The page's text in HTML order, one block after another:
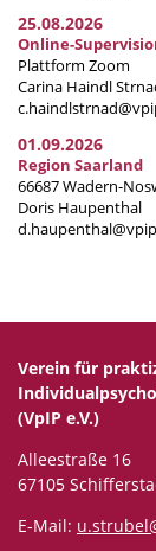
25.08.2026
Online-
Plattform Zoom
Carina Haindl
01.09.2026
Region Saarland
66687 Wadern-
Doris Haupenthal
Verein für
(VpIP e.V.)
Alleestraße 16
67105
E-Mail: